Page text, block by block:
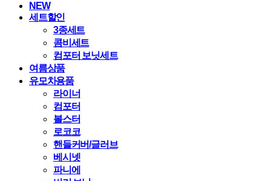
NEW
세트할인
3종세트
콤비세트
컴포터 보닛세트
여름상품
유모차용품
라이너
컴포터
볼스터
로코코
핸들커버/글러브
베시넷
파니에